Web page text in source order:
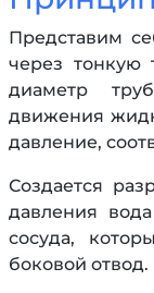
Представим
через тонкую
диаметр
движения
давление,
Создается
давления
сосуда,
боковой отвод.